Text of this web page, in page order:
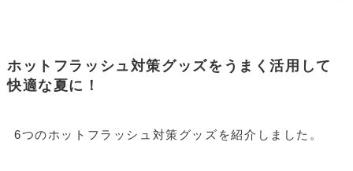
ホットフラッシュ対策グッズをうまく活用して
快適な夏に！
6つのホットフラッシュ対策グッズを紹介しました。